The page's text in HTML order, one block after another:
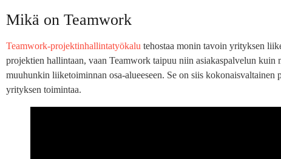
Mikä on Teamwork
Teamwork-projektinhallintatyökalu tehostaa monin tavoin yrityksen
projektien hallintaan, vaan Teamwork taipuu niin asiakaspalvelun kuin
muuhunkin liiketoiminnan osa-alueeseen. Se on siis
yrityksen toimintaa.